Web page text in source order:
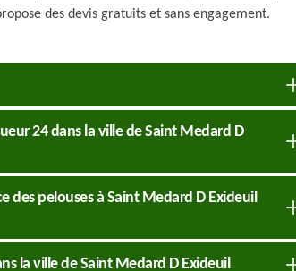
des devis gratuits et sans engagement.
24 dans la ville de Saint Medard D
des pelouses à Saint Medard D Exideuil
la ville de Saint Medard D Exideuil